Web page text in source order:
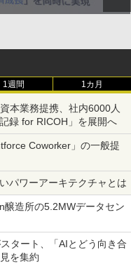
1週間 1カ月
本業務提携、社内6000人
録 for RICOH」を展開へ
Coworker」の一般提
パワーアーキテクチャとは
醸造所の5.2MWデータセン
タート、「AIとどう向き合
を集約